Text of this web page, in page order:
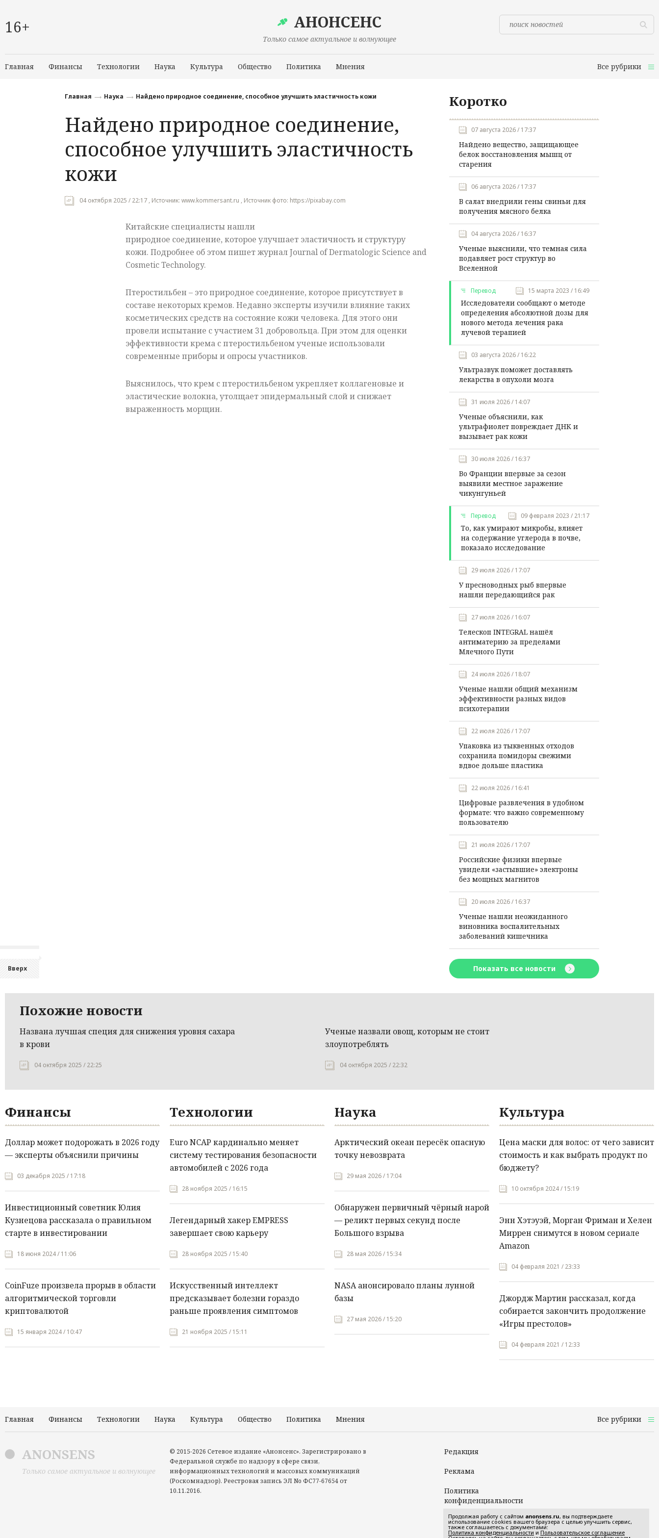
16+ АНОНСЕНС
Только самое актуальное и волнующее
Главная Финансы Технологии Наука Культура Общество Политика Мнения Все рубрики
Происшествия
Вверх
Главная Наука Найдено природное соединение, способное улучшить эластичность кожи
Найдено природное соединение,
способное улучшить эластичность
кожи
04 октября 2025 / 22:17 , Источник: www.kommersant.ru , Источник фото: https://pixabay.com
Китайские специалисты нашли
природное соединение, которое улучшает эластичность и структуру
кожи. Подробнее об этом пишет журнал Journal of Dermatologic Science and
Cosmetic Technology.
Птеростильбен – это природное соединение, которое присутствует в
составе некоторых кремов. Недавно эксперты изучили влияние таких
косметических средств на состояние кожи человека. Для этого они
провели испытание с участием 31 добровольца. При этом для оценки
эффективности крема с птеростильбеном ученые использовали
современные приборы и опросы участников.
Выяснилось, что крем с птеростильбеном укрепляет коллагеновые и
эластические волокна, утолщает эпидермальный слой и снижает
выраженность морщин.
Коротко
07 августа 2026 / 17:37
Найдено вещество, защищающее
белок восстановления мышц от
старения
06 августа 2026 / 17:37
В салат внедрили гены свиньи для
получения мясного белка
04 августа 2026 / 16:37
Ученые выяснили, что темная сила
подавляет рост структур во
Вселенной
Перевод 15 марта 2023 / 16:49
Исследователи сообщают о методе
определения абсолютной дозы для
нового метода лечения рака
лучевой терапией
03 августа 2026 / 16:22
Ультразвук поможет доставлять
лекарства в опухоли мозга
31 июля 2026 / 14:07
Ученые объяснили, как
ультрафиолет повреждает ДНК и
вызывает рак кожи
30 июля 2026 / 16:37
Во Франции впервые за сезон
выявили местное заражение
чикунгуньей
Перевод 09 февраля 2023 / 21:17
То, как умирают микробы, влияет
на содержание углерода в почве,
показало исследование
29 июля 2026 / 17:07
У пресноводных рыб впервые
нашли передающийся рак
27 июля 2026 / 16:07
Телескоп INTEGRAL нашёл
антиматерию за пределами
Млечного Пути
24 июля 2026 / 18:07
Ученые нашли общий механизм
эффективности разных видов
психотерапии
22 июля 2026 / 17:07
Упаковка из тыквенных отходов
сохранила помидоры свежими
вдвое дольше пластика
22 июля 2026 / 16:41
Цифровые развлечения в удобном
формате: что важно современному
пользователю
21 июля 2026 / 17:07
Российские физики впервые
увидели «застывшие» электроны
без мощных магнитов
20 июля 2026 / 16:37
Ученые нашли неожиданного
виновника воспалительных
заболеваний кишечника
Показать все новости
Похожие новости
Названа лучшая специя для снижения уровня сахара
в крови
04 октября 2025 / 22:25
Ученые назвали овощ, которым не стоит
злоупотреблять
04 октября 2025 / 22:32
Финансы
Доллар может подорожать в 2026 году
— эксперты объяснили причины
03 декабря 2025 / 17:18
Инвестиционный советник Юлия
Кузнецова рассказала о правильном
старте в инвестировании
18 июня 2024 / 11:06
CoinFuze произвела прорыв в области
алгоритмической торговли
криптовалютой
15 января 2024 / 10:47
Технологии
Euro NCAP кардинально меняет
систему тестирования безопасности
автомобилей с 2026 года
28 ноября 2025 / 16:15
Легендарный хакер EMPRESS
завершает свою карьеру
28 ноября 2025 / 15:40
Искусственный интеллект
предсказывает болезни гораздо
раньше проявления симптомов
21 ноября 2025 / 15:11
Наука
Арктический океан пересёк опасную
точку невозврата
29 мая 2026 / 17:04
Обнаружен первичный чёрный нарой
— реликт первых секунд после
Большого взрыва
28 мая 2026 / 15:34
NASA анонсировало планы лунной
базы
27 мая 2026 / 15:20
Культура
Цена маски для волос: от чего зависит
стоимость и как выбрать продукт по
бюджету?
10 октября 2024 / 15:19
Энн Хэтэуэй, Морган Фриман и Хелен
Миррен снимутся в новом сериале
Amazon
04 февраля 2021 / 23:33
Джордж Мартин рассказал, когда
собирается закончить продолжение
«Игры престолов»
04 февраля 2021 / 12:33
Главная Финансы Технологии Наука Культура Общество Политика Мнения Все рубрики
ANONSENS
Только самое актуальное и волнующее
© 2015-2026 Сетевое издание «Анонсенс». Зарегистрировано в
Федеральной службе по надзору в сфере связи,
информационных технологий и массовых коммуникаций
(Роскомнадзор). Реестровая запись ЭЛ No ФС77-67654 от
10.11.2016.
Редакция
Реклама
Политика
конфиденциальности
Пользовательское
соглашение
Продолжая работу с сайтом anonsens.ru, вы подтверждаете
использование cookies вашего браузера с целью улучшить сервис,
также соглашаетесь с документами:
Политика конфиденциальности и Пользовательское соглашение